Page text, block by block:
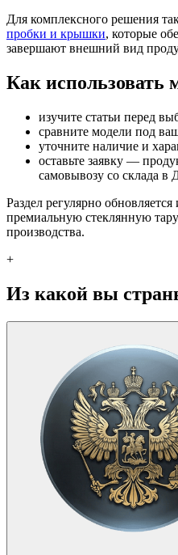
Для комплексного решения
пробки и крышки, которые
завершают внешний вид
Как использовать
изучите статьи перед
сравните модели под
уточните наличие и
оставьте заявку —
самовывозу со склада в
Раздел регулярно
премиальную стеклянную
производства.
+
Из какой вы